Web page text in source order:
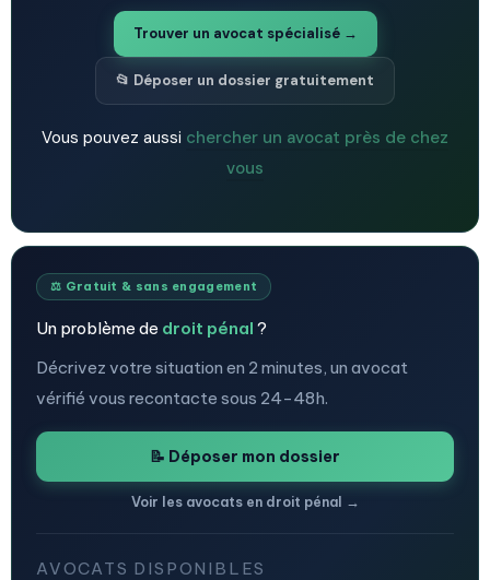
Trouver un avocat spécialisé →
📂 Déposer un dossier gratuitement
Vous pouvez aussi chercher un avocat près de chez
vous
⚖️ Gratuit & sans engagement
Un problème de droit pénal ?
Décrivez votre situation en 2 minutes, un avocat
vérifié vous recontacte sous 24-48h.
📝 Déposer mon dossier
Voir les avocats en droit pénal →
AVOCATS DISPONIBLES